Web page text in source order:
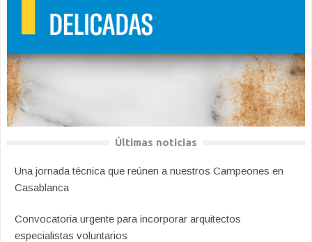
Últimas noticias
Una jornada técnica que reúnen a nuestros Campeones en
Casablanca
Convocatoria urgente para incorporar arquitectos
especialistas voluntarios